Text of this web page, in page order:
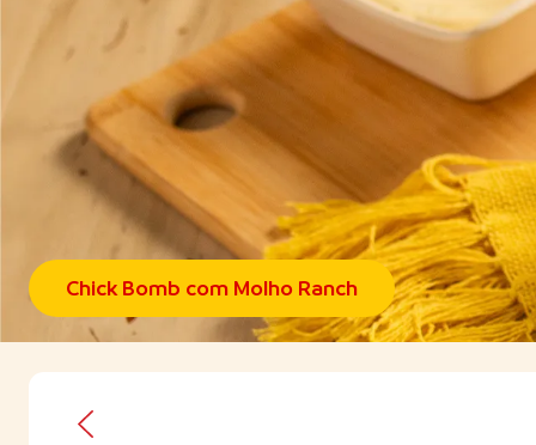
Chick Bomb com Molho Ranch